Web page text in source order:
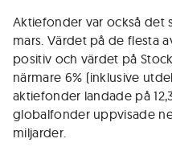
Aktiefonder var också det
mars. Värdet på de flesta
positiv och värdet på
närmare 6% (inklusive
aktiefonder landade på
globalfonder uppvisade
miljarder.